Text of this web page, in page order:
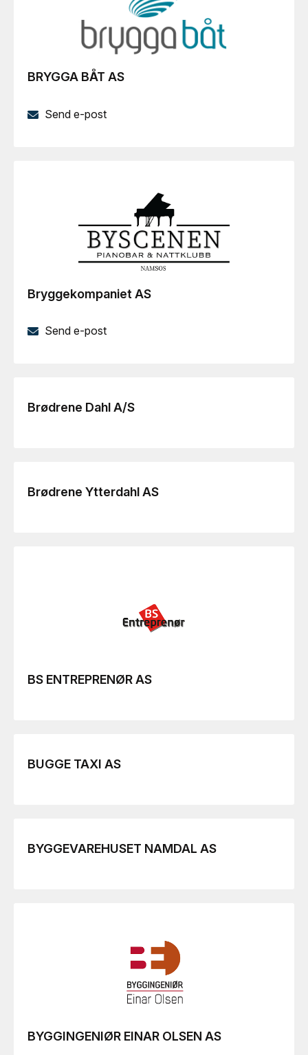
BRYGGA BÅT AS
Send e-post
Bryggekompaniet AS
Send e-post
Brødrene Dahl A/S
Brødrene Ytterdahl AS
BS ENTREPRENØR AS
BUGGE TAXI AS
BYGGEVAREHUSET NAMDAL AS
BYGGINGENIØR EINAR OLSEN AS